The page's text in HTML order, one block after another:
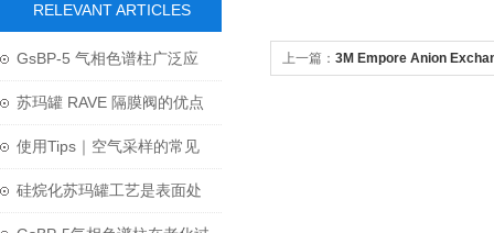
RELEVANT ARTICLES
GsBP-5 气相色谱柱广泛应
用于化学领域中
苏玛罐 RAVE 隔膜阀的优点
和设计特点介绍
使用Tips｜空气采样的常见
问题-苏玛罐及阀门
硅烷化苏玛罐工艺是表面处
上一篇： 3M Empore Anion